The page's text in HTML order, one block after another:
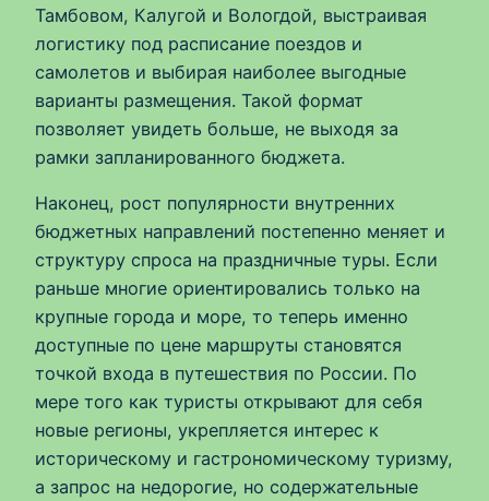
Тамбовом, Калугой и Вологдой, выстраивая
логистику под расписание поездов и
самолетов и выбирая наиболее выгодные
варианты размещения. Такой формат
позволяет увидеть больше, не выходя за
рамки запланированного бюджета.
Наконец, рост популярности внутренних
бюджетных направлений постепенно меняет и
структуру спроса на праздничные туры. Если
раньше многие ориентировались только на
крупные города и море, то теперь именно
доступные по цене маршруты становятся
точкой входа в путешествия по России. По
мере того как туристы открывают для себя
новые регионы, укрепляется интерес к
историческому и гастрономическому туризму,
а запрос на недорогие, но содержательные